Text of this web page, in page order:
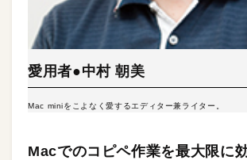
愛用者●中村 朝美
Mac miniをこよなく愛するエディター兼ライター。
Macでのコピペ作業を最大限に